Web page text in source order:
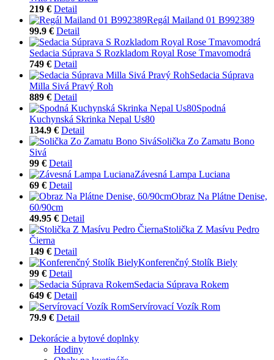
219 € Detail
Regál Mailand 01 B992389
99.9 € Detail
Sedacia Súprava S Rozkladom Royal Rose Tmavomodrá
749 € Detail
Sedacia Súprava
Milla Sivá Pravý Roh
889 € Detail
Spodná
Kuchynská Skrinka Nepal Us80
134.9 € Detail
Solička Zo Zamatu Bono
Sivá
99 € Detail
Závesná Lampa Luciana
69 € Detail
Obraz Na Plátne Denise,
60/90cm
49.95 € Detail
Stolička Z Masívu Pedro
Čierna
149 € Detail
Konferenčný Stolík Biely
99 € Detail
Sedacia Súprava Rokem
649 € Detail
Servírovací Vozík Rom
79.9 € Detail
Dekorácie a bytové doplnky
Hodiny